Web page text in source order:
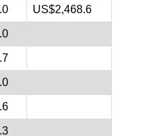
US$2,468.6